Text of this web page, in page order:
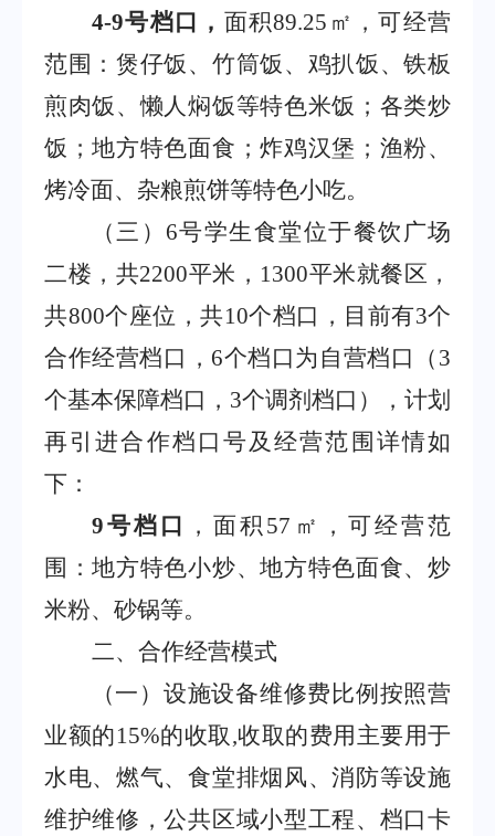
4-9号档口， 面积89.25 ㎡ ，可经营
范围：煲仔饭、 竹筒饭、鸡扒饭、铁板
煎肉饭 、懒人焖饭等特色米饭 ；各类炒
饭；地方特色面食；炸鸡汉堡；渔粉、
烤冷面、杂粮煎饼等特色小吃。
（三） 6号学生食堂位于餐饮广场
二楼，共2200平米， 1300平米就餐区，
共800个座位，共10个档口，目前有3个
合作经营档口， 6个档口为自营档口（ 3
个基本保障档口， 3个调剂档口），计划
再引进合作档口号及经营范围详情如
下：
9号档口 ，面积 57 ㎡
，可经营范
围：地方特色小炒、地方特色面食、炒
米粉、砂锅等。
二、合作经营模式
（一）设施设备维修费比例按照营
业额的15%的收取 ,收取的费用主要用于
水电、燃气、食堂排烟风、消防等设施
维护维修 ，公共区域小型工程、档口卡